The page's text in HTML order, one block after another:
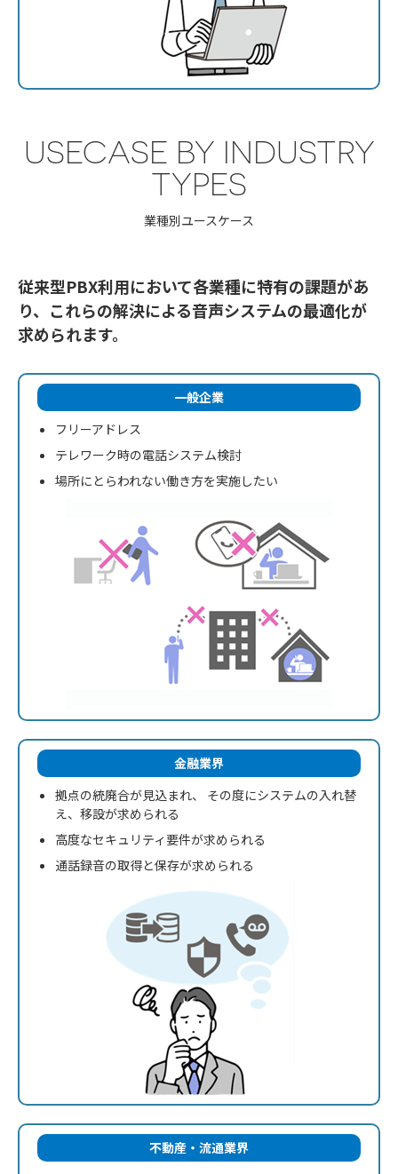
USECASE BY INDUSTRY
TYPES
業種別ユースケース
従来型PBX利用において各業種に特有の課題があ
り、これらの解決による音声システムの最適化が
求められます。
一般企業
フリーアドレス
テレワーク時の電話システム検討
場所にとらわれない働き方を実施したい
金融業界
拠点の統廃合が見込まれ、 その度にシステムの入れ替
え、移設が求められる
高度なセキュリティ要件が求められる
通話録音の取得と保存が求められる
不動産・流通業界